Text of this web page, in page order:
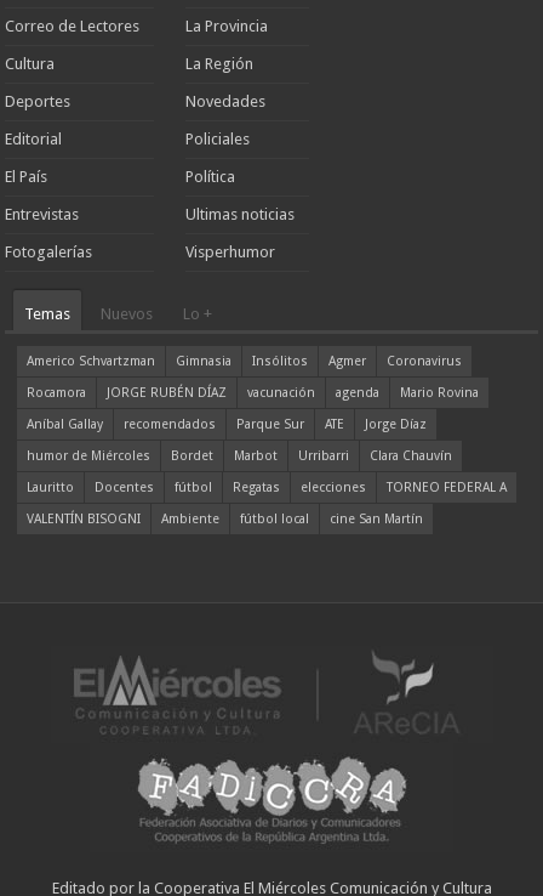
Correo de Lectores
Cultura
Deportes
Editorial
El País
Entrevistas
Fotogalerías
La Provincia
La Región
Novedades
Policiales
Política
Ultimas noticias
Visperhumor
Temas Nuevos Lo +
Americo Schvartzman Gimnasia Insólitos Agmer
Coronavirus
Rocamora
JORGE RUBÉN DÍAZ vacunación agenda
Mario Rovina
Aníbal Gallay
recomendados Parque Sur ATE
Jorge Díaz
humor de Miércoles
Bordet Marbot Urribarri
Clara Chauvín
Lauritto
Docentes fútbol Regatas elecciones
TORNEO FEDERAL A
VALENTÍN BISOGNI
Ambiente fútbol local cine San Martín
Editado por la Cooperativa El Miércoles Comunicación y Cultura